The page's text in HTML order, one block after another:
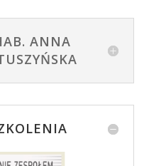
ANNA